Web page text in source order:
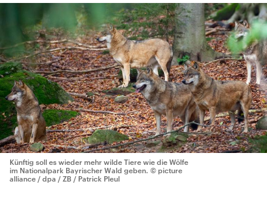
Künftig soll es wieder mehr wilde Tiere wie die Wölfe
im Nationalpark Bayrischer Wald geben. © picture
alliance / dpa / ZB / Patrick Pleul